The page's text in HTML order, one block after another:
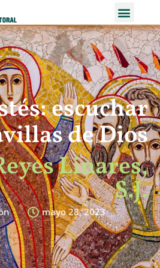
escuchar
de Dios
Linares,
S.J.
mayo 28, 2023